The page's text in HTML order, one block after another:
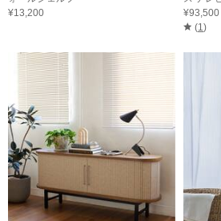
¥13,200
¥93,500
(1 )